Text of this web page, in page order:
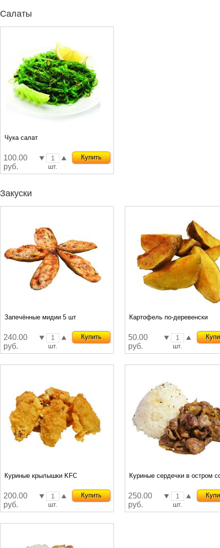
Салаты
Чука салат
100.00
руб.
шт.
Купить
Закуски
Запечённые мидии 5 шт
240.00
руб.
шт.
Купить
Картофель по-деревенски
50.00
руб.
шт.
Куриные крылышки KFC
200.00
руб.
шт.
Купить
Куриные сердечки в остром
250.00
руб.
шт.